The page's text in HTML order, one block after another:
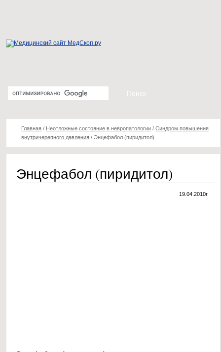
Главная / Неотложные состояние в невропатологии /Синдром повышения
внутричерепного давления /Энцефабол (пиридитол)
Энцефабол (пиридитол)
19.04.2010г.